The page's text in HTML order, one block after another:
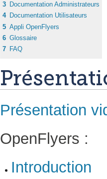
3 Documentation Administrateurs
4 Documentation Utilisateurs
5 Appli OpenFlyers
6 Glossaire
7 FAQ
Présentation
OpenFlyers :
Introduction